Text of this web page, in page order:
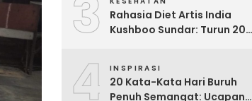
3
Rahasia Diet Artis India
Kushboo Sundar: Turun 20
4 INSPIRASI
20 Kata-Kata Hari Buruh
Penuh Semangat: Ucapan